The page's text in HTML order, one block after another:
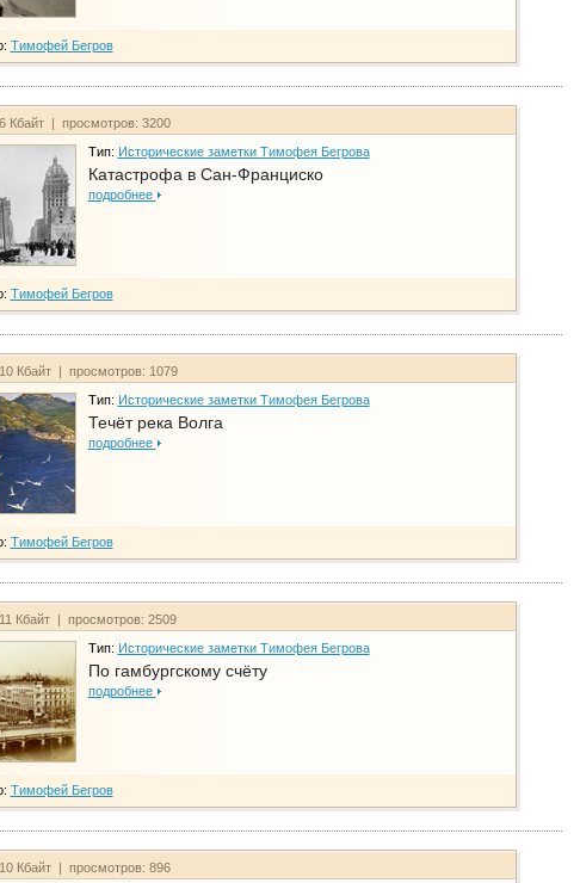
Тимофей Бегров
Кбайт | просмотров: 3200
Тип: Исторические заметки Тимофея Бегрова
Катастрофа в Сан-Франциско
подробнее
Тимофей Бегров
Кбайт | просмотров: 1079
Тип: Исторические заметки Тимофея Бегрова
Течёт река Волга
подробнее
Тимофей Бегров
Кбайт | просмотров: 2509
Тип: Исторические заметки Тимофея Бегрова
По гамбургскому счёту
подробнее
Тимофей Бегров
Кбайт | просмотров: 896